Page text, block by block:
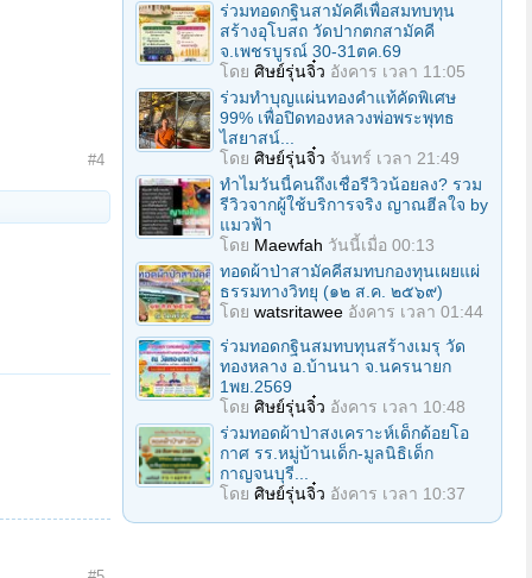
#4
ร่วมทอดกฐินสามัคคีเพื่อสมทบทุน
สร้างอุโบสถ วัดปากตกสามัคคี
จ.เพชรบูรณ์ 30-31ตค.69
โดย ศิษย์รุ่นจิ๋ว อังคาร เวลา 11:05
ร่วมทําบุญแผ่นทองคำแท้คัดพิเศษ
99% เพื่อปิดทองหลวงพ่อพระพุทธ
ไสยาสน์...
โดย ศิษย์รุ่นจิ๋ว จันทร์ เวลา 21:49
ทำไมวันนี้คนถึงเชื่อรีวิวน้อยลง? รวม
รีวิวจากผู้ใช้บริการจริง ญาณฮีลใจ by
แมวฟ้า
โดย Maewfah วันนี้เมื่อ 00:13
ทอดผ้าป่าสามัคคีสมทบกองทุนเผยแผ่
ธรรมทางวิทยุ (๑๒ ส.ค. ๒๕๖๙)
โดย watsritawee อังคาร เวลา 01:44
ร่วมทอดกฐินสมทบทุนสร้างเมรุ วัด
ทองหลาง อ.บ้านนา จ.นครนายก
1พย.2569
โดย ศิษย์รุ่นจิ๋ว อังคาร เวลา 10:48
ร่วมทอดผ้าป่าสงเคราะห์เด็กด้อยโอ
กาศ รร.หมู่บ้านเด็ก-มูลนิธิเด็ก
กาญจนบุรี...
โดย ศิษย์รุ่นจิ๋ว อังคาร เวลา 10:37